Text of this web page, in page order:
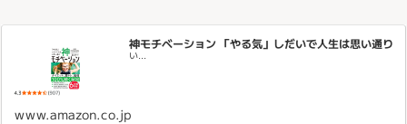
神モチベーション 「やる気」しだいで人生は思い通り
い...
www.amazon.co.jp